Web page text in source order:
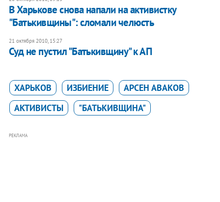
В Харькове снова напали на активистку
"Батькивщины": сломали челюсть
21 октября 2010, 15:27
Суд не пустил "Батькивщину" к АП
ХАРЬКОВ ИЗБИЕНИЕ
АРСЕН АВАКОВ
АКТИВИСТЫ
"БАТЬКИВЩИНА"
РЕКЛАМА